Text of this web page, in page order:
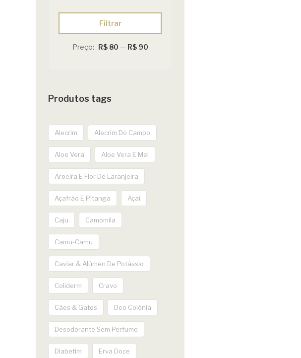
mínimo
máximo
Filtrar
Preço: R$ 80 — R$ 90
Produtos tags
Alecrim Alecrim Do Campo
Aloe Vera Aloe Vera E Mel
Aroeira E Flor De Laranjeira
Açafrão E Pitanga Açaí
Caju Camomila
Camu-Camu
Caviar & Alúmen De Potássio
Coliderm Cravo
Cães & Gatos Deo Colônia
Desodorante Sem Perfume
Diabetim Erva Doce